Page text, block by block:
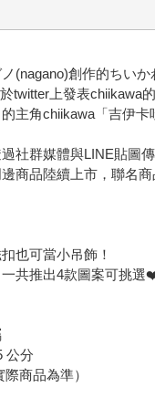
(nagano)創作的ちい
twitter上發表chiikawa
的主角chiikawa「吉伊
社群媒體與LINE貼圖
商品陸續上市，聯名
也可當小吊飾！
共推出4款圖案可挑選
公分
商品為準）